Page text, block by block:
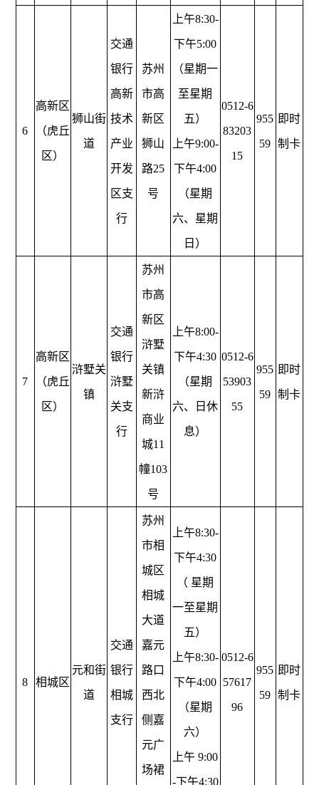
6
高新区
（虎丘
区）
狮山街
道
交通
银行
高新
技术
产业
开发
区支
行
苏州
市高
新区
狮山
路25
号
上午8:30-
下午5:00
（星期一
至星期
五）
上午9:00-
下午4:00
（星期
六、星期
日）
0512-6
83203
15
955
59
即时
制卡
7
高新区
（虎丘
区）
浒墅关
镇
交通
银行
浒墅
关支
行
苏州
市高
新区
浒墅
关镇
新浒
商业
城11
幢103
号
上午8:00-
下午4:30
（星期
六、日休
息）
0512-6
53903
55
955
59
即时
制卡
8 相城区
元和街
道
交通
银行
相城
支行
苏州
市相
城区
相城
大道
嘉元
路口
西北
侧嘉
元广
场裙
上午8:30-
下午4:30
（ 星期
一至星期
五）
上午8:30-
下午4:00
（星期
六）
上午 9:00
-下午4:30
0512-6
57617
96
955
59
即时
制卡